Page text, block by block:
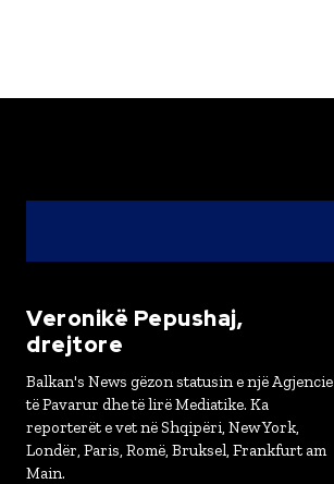
Veronikë Pepushaj,
drejtore
Balkan's News gëzon statusin e një Agjencie
të Pavarur dhe të lirë Mediatike. Ka
reporterët e vet në Shqipëri, New York,
Londër, Paris, Romë, Bruksel, Frankfurt am
Main.